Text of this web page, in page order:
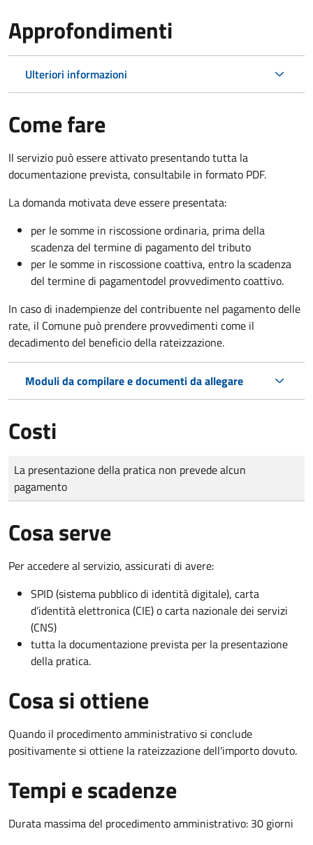
Approfondimenti
Ulteriori informazioni
Come fare
Il servizio può essere attivato presentando tutta la
documentazione prevista, consultabile in formato PDF.
La domanda motivata deve essere presentata:
per le somme in riscossione ordinaria, prima della
scadenza del termine di pagamento del tributo
per le somme in riscossione coattiva, entro la scadenza
del termine di pagamentodel provvedimento coattivo.
In caso di inadempienze del contribuente nel pagamento delle
rate, il Comune può prendere provvedimenti come il
decadimentodel beneficio della rateizzazione.
Moduli da compilare e documenti da allegare
Costi
Tipo di pagamento
Importo
La presentazione della pratica non prevede alcun
pagamento
Cosa serve
Per accedere al servizio, assicurati di avere:
SPID (sistema pubblico di identità digitale), carta
d’identità elettronica (CIE) o carta nazionale dei servizi
(CNS)
tutta la documentazione prevista per la presentazione
della pratica.
Cosa si ottiene
Quando il procedimento amministrativo si conclude
positivamente si ottiene la rateizzazione dell'importo dovuto.
Tempi e scadenze
Durata massima del procedimento amministrativo: 30 giorni